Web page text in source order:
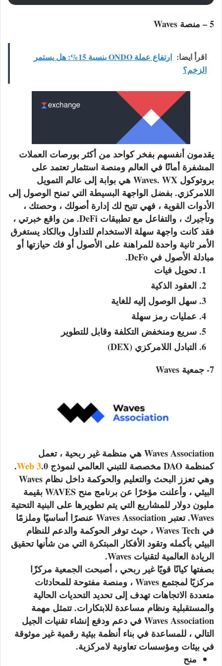
5 – منصة Waves
اقرأ ايضا:
ارتفاع عملة ONDO بنسبة 15%: هل يستمر
الزخم؟
يقدمون أنفسهم بفخر كواحد من أكثر بورصات العملات
المشفرة أمانًا في العالم ومنصة استثمار تعتمد على
بروتوكول Waves. WX هي بوابة إلى عالم التمويل
اللامركزي. بفضل الواجهة البسيطة التي تمنح الوصول إلى
الأدوات القوية ، فهي تتيح لك إدارة أصولك ، وحصتك ،
وتأجيرك ، والتفاعل مع تطبيقات DeFi. من واقع خبرتي ،
فقد كانت واجهة سهلة الاستخدام للتداول وبالكاد يستغرق
الأمر ثانية واحدة للمراهنة على الأصول أو فك حيازتها أو
مبادلة الأصول في DeFo.
تحويل فيات
العقود الذكية
سهل الوصول إليه للغاية
عمليات رمز سهلة
سريع ومنخفض التكلفة وقابل للتطوير
التبادل اللامركزي (DEX)
7- جمعية Waves
Waves Association هي منظمة غير ربحية ، تعمل
كمنظمة DAO مخصصة للتبني العالمي لنموذج
Web 3
.0.
وهي تعزز البحث والتعليم والحوكمة داخل نظام Waves
البيئي ، وأعلنت مؤخرًا عن برنامج منح WAVES بقيمة
مليون دولار للمشاريع التي يتم تطويرها على البنية التحتية
Waves. تعتبر Waves Association عنصرًا أساسيًا وملزمًا
في Waves Tech ، حيث توفر الحوكمة والدعم للنظام
البيئي بأكمله وتقود الأفكار المبتكرة التي من شأنها تحقيق
الريادة العالمية لتقنيات Waves.
بصفتها كيانًا قويًا غير ربحي ، أصبحت الجمعية مركزًا
مركزيًا لمجتمع Waves ، ومنصة مفتوحة للمحادثات
متعددة الاتجاهات تهدف إلى تحديد التحديات الحالية
والمستقبلية ونظام مساعدة للابتكارات. تتمثل مهمة
Waves Association في دعم ودفع إنشاء تقنيات الجيل
التالي ، للمساعدة في بناء أنظمة بيئية رقمية غير موثوقة
في بيئات ومؤسسات تعاونية لامركزية.
منح